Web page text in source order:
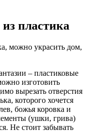
пластика
можно украсить дом,
– пластиковые
изготовить
вырезать отверстия
которого хочется
божья коровка и
(ушки, грива)
Не стоит забывать